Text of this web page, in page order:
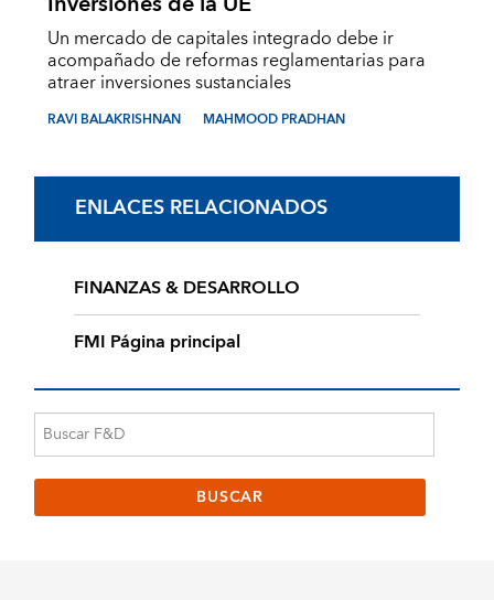
Un mercado de capitales integrado debe ir
acompañado de reformas reglamentarias para
atraer inversiones sustanciales
RAVI BALAKRISHNAN MAHMOOD PRADHAN
ENLACES RELACIONADOS
FINANZAS & DESARROLLO
FMI Página principal